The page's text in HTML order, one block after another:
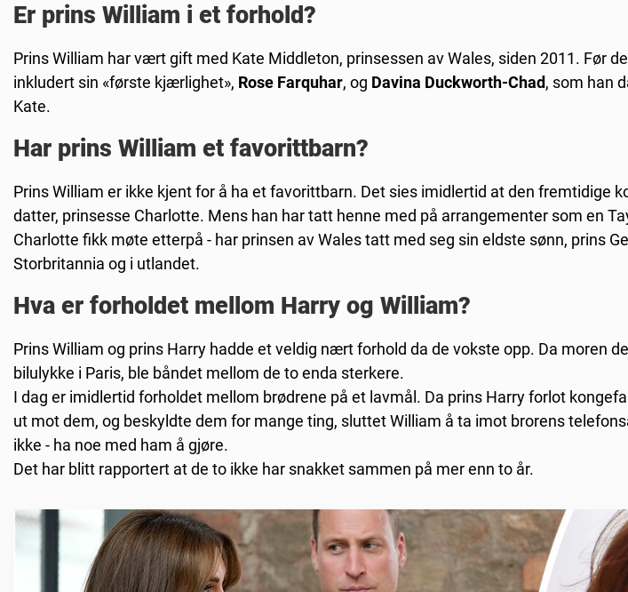
Er prins William i et forhold?
Prins William har vært gift med Kate Middleton, prinsessen av Wales, siden 2011. Før
inkludert sin «første kjærlighet», Rose Farquhar, og Davina Duckworth-Chad, som han
Kate.
Har prins William et favorittbarn?
Prins William er ikke kjent for å ha et favorittbarn. Det sies imidlertid at den fremtidige
datter, prinsesse Charlotte. Mens han har tatt henne med på arrangementer som en
Charlotte fikk møte etterpå - har prinsen av Wales tatt med seg sin eldste sønn, prins
Storbritannia og i utlandet.
Hva er forholdet mellom Harry og William?
Prins William og prins Harry hadde et veldig nært forhold da de vokste opp. Da moren
bilulykke i Paris, ble båndet mellom de to enda sterkere.
I dag er imidlertid forholdet mellom brødrene på et lavmål. Da prins Harry forlot
ut mot dem, og beskyldte dem for mange ting, sluttet William å ta imot brorens
ikke - ha noe med ham å gjøre.
Det har blitt rapportert at de to ikke har snakket sammen på mer enn to år.